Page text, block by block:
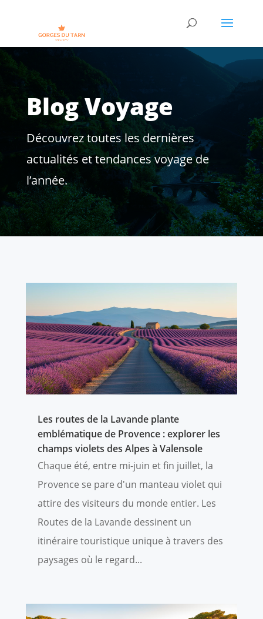
Blog Voyage
Découvrez toutes les dernières
actualités et tendances voyage de
l’année.
Les routes de la Lavande plante
emblématique de Provence : explorer les
champs violets des Alpes à Valensole
Chaque été, entre mi-juin et fin juillet, la
Provence se pare d'un manteau violet qui
attire des visiteurs du monde entier. Les
Routes de la Lavande dessinent un
itinéraire touristique unique à travers des
paysages où le regard...